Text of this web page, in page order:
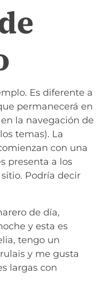
Es diferente a
permanecerá en
la navegación de
temas). La
con una
presenta a los
Podría decir
de día,
y esta es
tengo un
y me gusta
largas con